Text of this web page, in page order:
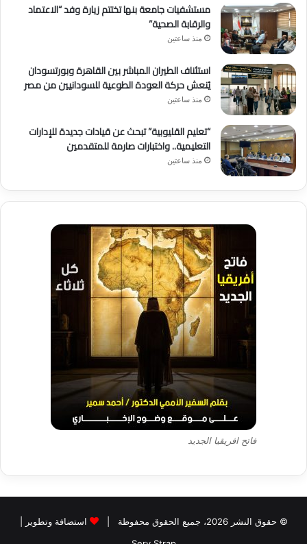
مستشفيات جامعة بنها تختتم زيارة وفد “الاعتماد
والرقابة الصحية”
منذ ساعتين
استئناف الطيران المباشر بين القاهرة وبورتسودان
يُنعش حركة العودة الطوعية للسودانيين من مصر
منذ ساعتين
“تعليم القليوبية” تبحث عن قيادات جديدة للإدارات
التعليمية.. واختبارات صارمة للمتقدمين
منذ ساعتين
فاتح افريقيا الجديد
© حقوق النشر 2026، جميع الحقوق محفوظة |
استضافة وتطوير |